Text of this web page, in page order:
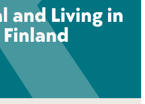
and Living in
Finland